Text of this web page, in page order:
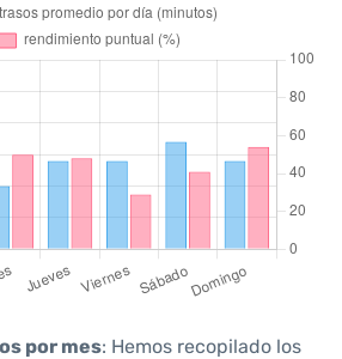
por mes: Hemos recopilado los